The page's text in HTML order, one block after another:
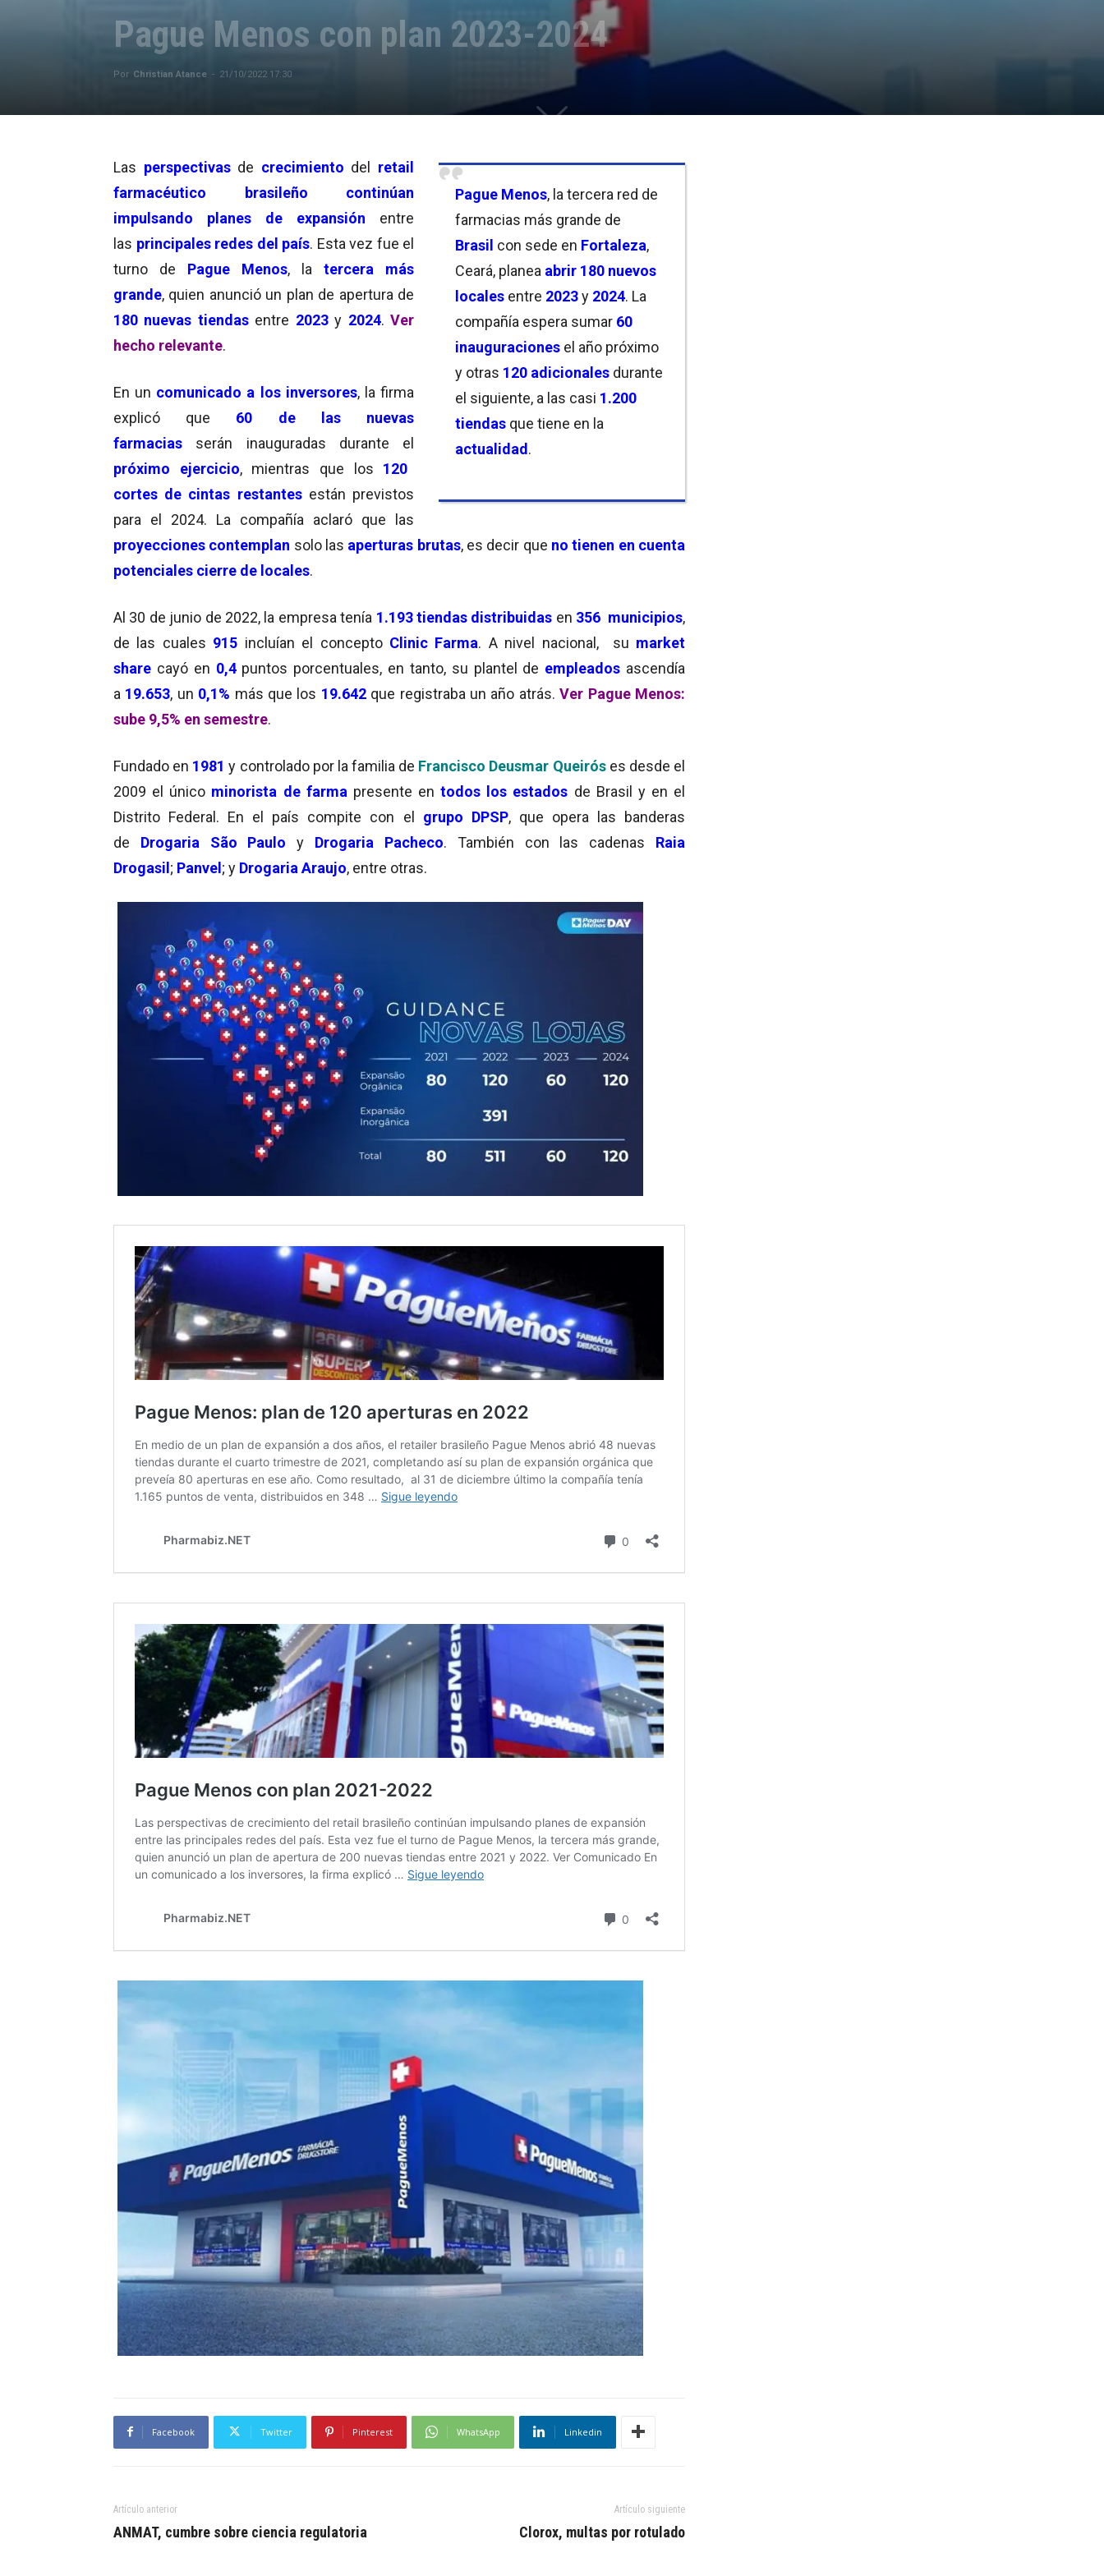
Pague Menos con plan 2023-2024
Por Christian Atance - 21/10/2022 17:30
Pague Menos, la tercera red de
farmacias más grande de
Brasil con sede en Fortaleza,
Ceará, planea abrir 180 nuevos
locales entre 2023y 2024. La
compañía espera sumar 60
inauguraciones el año próximo
y otras 120 adicionales durante
el siguiente, a las casi 1.200
tiendas que tiene en la
actualidad.
Las perspectivas de crecimiento del retail
farmacéutico brasileño continúan
impulsando planes de expansión entre
las principales redes del país. Esta vez fue el
turno de Pague Menos, la tercera más
grande, quien anunció un plan de apertura de
180 nuevas tiendasentre 2023 y 2024.Ver
hecho relevante.
En un comunicado a los inversores, la firma
explicó que 60 de las nuevas
farmacias serán inauguradas durante el
próximo ejercicio, mientras que los 120
cortes de cintas restantesestán previstos
para el 2024. La compañía aclaró que las
proyecciones contemplan solo las aperturas brutas, es decir que no tienen en cuenta
potenciales cierre de locales.
Al 30 de junio de 2022, la empresa tenía 1.193 tiendas distribuidas en 356 municipios,
de las cuales 915 incluían el concepto Clinic Farma. A nivel nacional, su market
share cayó en 0,4 puntos porcentuales, en tanto, su plantel de empleados ascendía
a 19.653, un 0,1% más que los 19.642 que registraba un año atrás.Ver Pague Menos:
sube 9,5% en semestre.
Fundado en 1981 y controlado por la familia de Francisco Deusmar Queirós es desde el
2009 el único minorista de farma presente entodos los estados de Brasil y en el
Distrito Federal. En el país compite con el grupo DPSP, que opera las banderas
de Drogaria São Paulo y Drogaria Pacheco. También con las cadenas Raia
Drogasil; Panvel; y Drogaria Araujo, entre otras.
Facebook Twitter Pinterest WhatsApp Linkedin
Artículo anterior
ANMAT, cumbre sobre ciencia regulatoria
Artículo siguiente
Clorox, multas por rotulado